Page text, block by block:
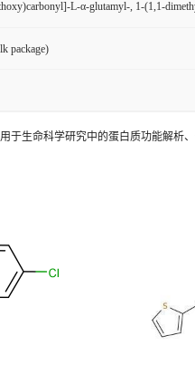
L-α-glutamyl-, 1-(1,1-
package)
生命科学研究中的蛋白质功能解析